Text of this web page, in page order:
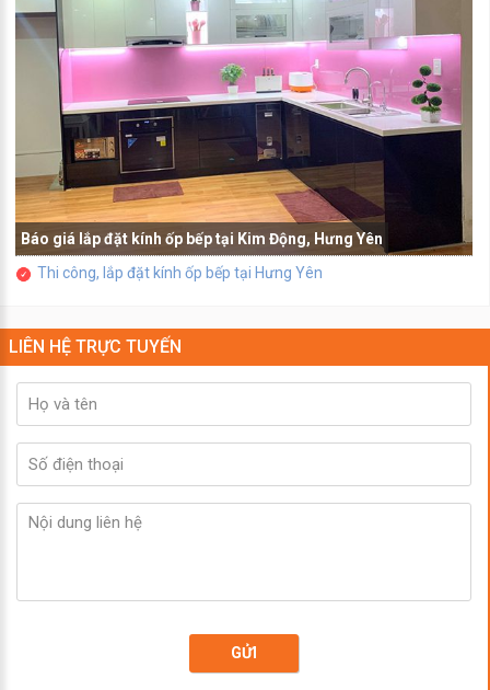
Báo giá lắp đặt kính ốp bếp tại Kim Động, Hưng Yên
Thi công, lắp đặt kính ốp bếp tại Hưng Yên
LIÊN HỆ TRỰC TUYẾN
GỬI